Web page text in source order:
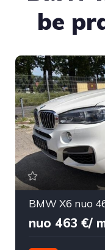
be
nuo 463 €/